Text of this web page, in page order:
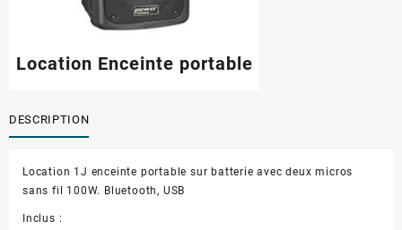
Location Enceinte portable
DESCRIPTION
Location 1J enceinte portable sur batterie avec deux micros
sans fil 100W. Bluetooth, USB
Inclus :